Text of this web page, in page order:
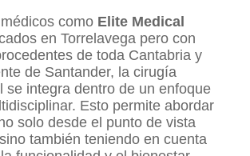
como Elite Medical
en Torrelavega pero con
de toda Cantabria y
de Santander, la cirugía
se integra dentro de un enfoque
Esto permite abordar
solo desde el punto de vista
también teniendo en cuenta